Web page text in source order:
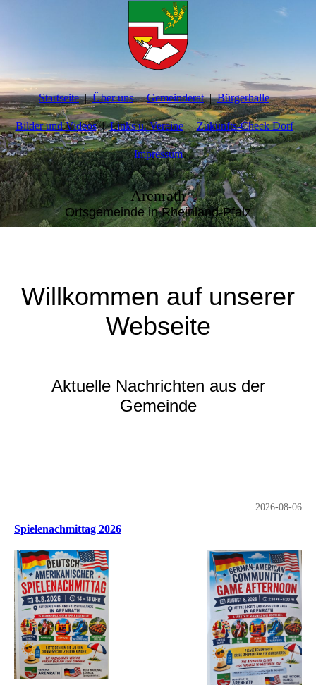
Startseite Über uns Gemeinderat Bürgerhalle
Bilder und Videos Links u. Vereine Zukunfts-Check Dorf
Impressum
Arenrath
Ortsgemeinde in Rheinland-Pfalz
Willkommen auf unserer
Webseite
Aktuelle Nachrichten aus der
Gemeinde
2026-08-06
Spielenachmittag 2026